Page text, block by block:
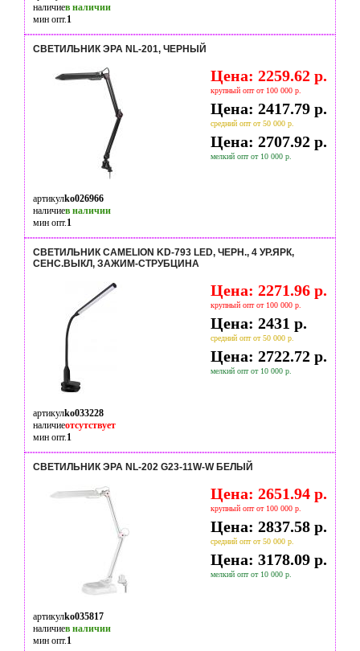
наличиев наличии
мин опт.1
СВЕТИЛЬНИК ЭРА NL-201, ЧЕРНЫЙ
Цена: 2259.62 р.
крупный опт от 100 000 р.
Цена: 2417.79 р.
средний опт от 50 000 р.
Цена: 2707.92 р.
мелкий опт от 10 000 р.
артикулko026966
наличиев наличии
мин опт.1
СВЕТИЛЬНИК CAMELION KD-793 LED, ЧЕРН., 4 УР.ЯРК,
СЕНС.ВЫКЛ, ЗАЖИМ-СТРУБЦИНА
Цена: 2271.96 р.
крупный опт от 100 000 р.
Цена: 2431 р.
средний опт от 50 000 р.
Цена: 2722.72 р.
мелкий опт от 10 000 р.
артикулko033228
наличиеотсутствует
мин опт.1
СВЕТИЛЬНИК ЭРА NL-202 G23-11W-W БЕЛЫЙ
Цена: 2651.94 р.
крупный опт от 100 000 р.
Цена: 2837.58 р.
средний опт от 50 000 р.
Цена: 3178.09 р.
мелкий опт от 10 000 р.
артикулko035817
наличиев наличии
мин опт.1